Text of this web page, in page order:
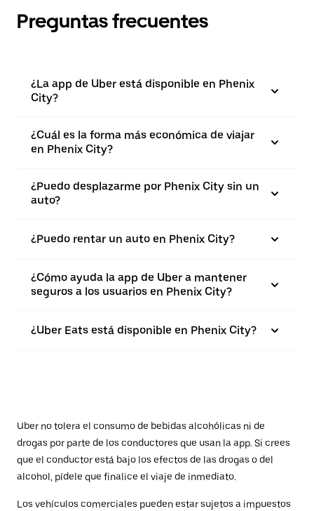
Preguntas frecuentes
¿La app de Uber está disponible en Phenix
City?
¿Cuál es la forma más económica de viajar
en Phenix City?
¿Puedo desplazarme por Phenix City sin un
auto?
¿Puedo rentar un auto en Phenix City?
¿Cómo ayuda la app de Uber a mantener
seguros a los usuarios en Phenix City?
¿Uber Eats está disponible en Phenix City?
Uber no tolera el consumo de bebidas alcohólicas ni de
drogas por parte de los conductores que usan la app. Si crees
que el conductor está bajo los efectos de las drogas o del
alcohol, pídele que finalice el viaje de inmediato.
Los vehículos comerciales pueden estar sujetos a impuestos